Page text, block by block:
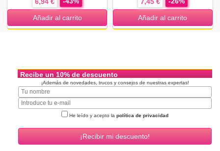
Añadir al carrito Añadir al carrito
Recibe un 10% de descuento
¡Además de novedades, trucos y consejos de nuestras expertas!
He leído y acepto la política de privacidad